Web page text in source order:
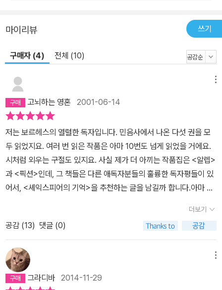
마이리뷰 쓰기
구매자 (4) 전체 (10)
고뇌하는 영혼 2001-06-14
저는 보르헤스의 열렬한 독자입니다. 민음사에서 나온 다섯 권을 모
두 읽었지요. 여러 번 읽은 작품은 아마 10번도 넘게 읽었을 거에요.
시처럼 외우는 구절도 있지요. 사실 제가 더 아끼는 작품집은 <알렙>
과 <픽션>인데, 그 책들은 다른 애독자분들의 훌륭한 독자평들이 있
어서, <셰익스피어의 기억>을 추천하는 글을 남길까 합니다.아마 보
도 없을 거에요. 주옥 같은 그의 단편들 하나하나가 경이롭지요. 그러
나 그 작품들 가운데에서 가장 훌륭한 글 3개만 고르라 하면, 저는 <
알렙>의 '죽지 않는 사람들'과 <픽션>의 '바빌로니아의 복권' 그리고
이 책의 '의회'를 뽑을 것입니다.실로 '의회'는 경이로운 작품입니다.
보르헤스 자신도 저자 서문에서 이 작품집 중 <의회>가 가장 심혈을
기울인 야심작이라고 밝혔습니다. 그에게 깊은 영향을 끼친 플라톤의
더보기
공감 (13) 댓글 (0)
그라디바 2014-11-29